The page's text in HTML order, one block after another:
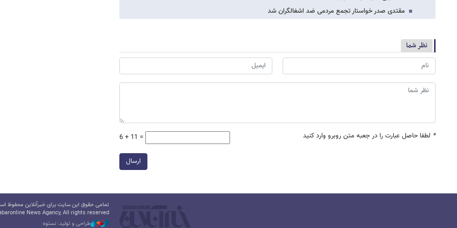
مقتدی صدر خواستار تجمع مردمی ضد اشغالگران شد
نظر شما
* لطفا حاصل عبارت را در جعبه متن روبرو وارد کنید 6 + 11 =
ارسال
تمامی حقوق این سایت برای خبرآنلاین محفوظ
News Agancy, All rights reserved
طراحی و تولید: نستوه